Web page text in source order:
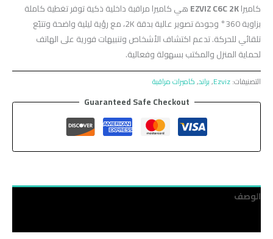
كاميراEZVIZ C6C 2Kهي كاميرا مراقبة داخلية ذكية توفر تغطية كاملة
بزاوية 360° وجودة تصوير عالية بدقة 2K، مع رؤية ليلية واضحة وتتبّع
تلقائي للحركة. تدعم اكتشاف الأشخاص وتنبيهات فورية على الهاتف
لحماية المنزل والمكتب بسهولة وفعالية.
التصنيفات:Ezviz
,براند,كاميرات مراقبة
Guaranteed Safe Checkout
الوصف